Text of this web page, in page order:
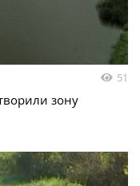
51
зону